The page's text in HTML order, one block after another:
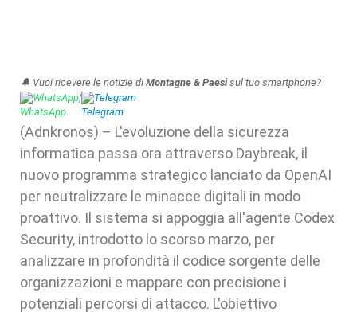
🔔 Vuoi ricevere le notizie di Montagne & Paesisul tuo smartphone?
WhatsApp| Telegram
(Adnkronos) – L'evoluzione della sicurezza
informatica passa ora attraverso Daybreak, il
nuovo programma strategico lanciato da OpenAI
per neutralizzare le minacce digitali in modo
proattivo. Il sistema si appoggia all'agente Codex
Security, introdotto lo scorso marzo, per
analizzare in profondità il codice sorgente delle
organizzazioni e mappare con precisione i
potenziali percorsi di attacco. L'obiettivo